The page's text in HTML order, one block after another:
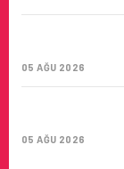
05 AĞU 2026
05 AĞU 2026